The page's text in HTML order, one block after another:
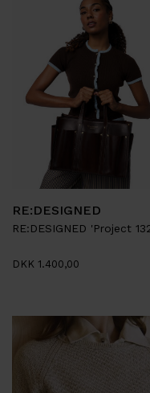
RE:DESIGNED
RE:DESIGNED 'Project
DKK 1.400,00